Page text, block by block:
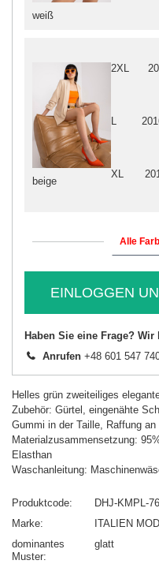
weiß
beige
2XL
L
XL
Alle
EINLOGGEN
Haben Sie eine Frage?
Anrufen +48 601 547
Helles grün zweiteiliges
Zubehör: Gürtel, eingenähte
Gummi in der Taille, Raffung an
Materialzusammensetzung:
Elasthan
Waschanleitung:
Produktcode
DHJ-KMPL-
Marke
ITALIEN
dominantes
Muster
glatt